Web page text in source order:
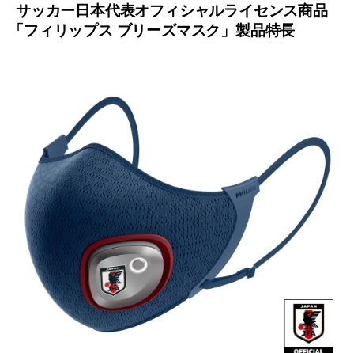
サッカー日本代表オフィシャルライセンス商品
「フィリップス ブリーズマスク」製品特長